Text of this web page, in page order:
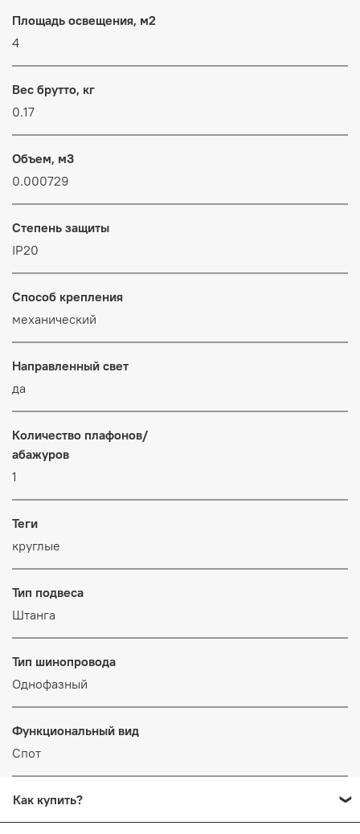
Площадь освещения, м2
4
Вес брутто, кг
0.17
Объем, м3
0.000729
Степень защиты
IP20
Способ крепления
механический
Направленный свет
да
Количество плафонов/
абажуров
1
Теги
круглые
Тип подвеса
Штанга
Тип шинопровода
Однофазный
Функциональный вид
Спот
Как купить?